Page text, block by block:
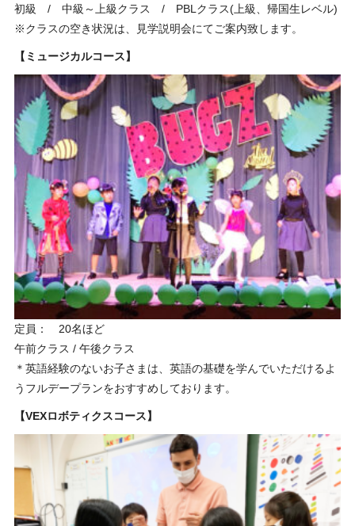
初級 / 中級～上級クラス / PBLクラス(上級、帰国生レベル)
※クラスの空き状況は、見学説明会にてご案内致します。
【ミュージカルコース】
定員： 20名ほど
午前クラス / 午後クラス
＊英語経験のないお子さまは、英語の基礎を学んでいただけるよ
うフルデープランをおすすめしております。
【VEXロボティクスコース】